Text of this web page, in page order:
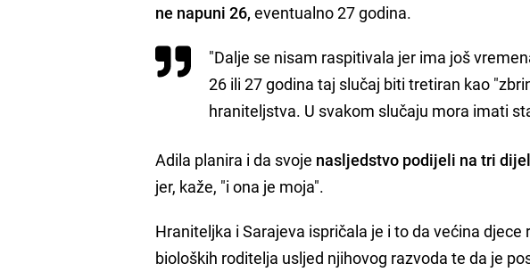
ne napuni 26, eventualno 27 godina.
"Dalje se nisam raspitivala jer ima još
26 ili 27 godina taj slučaj biti tretiran kao
hraniteljstva. U svakom slučaju mora imati
Adila planira i da svoje nasljedstvo podijeli na tri
jer, kaže, "i ona je moja".
Hraniteljka i Sarajeva ispričala je i to da većina
bioloških roditelja usljed njihovog razvoda te da je